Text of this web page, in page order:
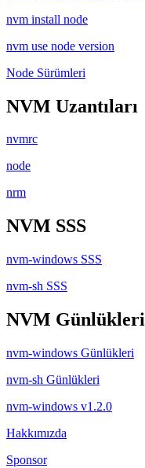
nvm install node
nvm use node version
Node Sürümleri
NVM Uzantıları
nvmrc
node
nrm
NVM SSS
nvm-windows SSS
nvm-sh SSS
NVM Günlükleri
nvm-windows Günlükleri
nvm-sh Günlükleri
nvm-windows v1.2.0
Hakkımızda
Sponsor